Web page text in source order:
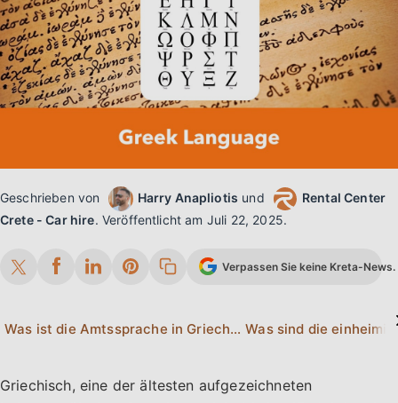
Geschrieben von Harry Anapliotis und
Rental Center
Crete - Car hire. Veröffentlicht am Juli 22, 2025.
Verpassen Sie keine Kreta-
Was ist die Amtssprache in Griechenland?
Griechisch, eine der ältesten aufgezeichneten